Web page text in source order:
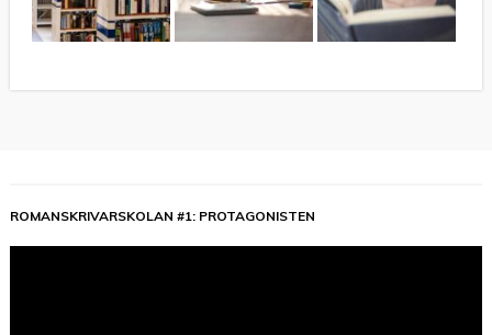
ROMANSKRIVARSKOLAN #1: PROTAGONISTEN